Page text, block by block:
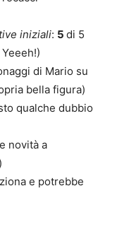
iniziali: 5 di 5
di Mario su
bella figura)
qualche dubbio
novità a
e potrebbe